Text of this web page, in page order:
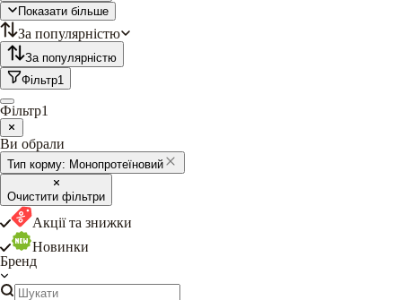
Показати більше
За популярністю
За популярністю
Фільтр1
Фільтр1
Ви обрали
Тип корму: Монопротеїновий
Очистити фільтри
Акції та знижки
Новинки
Бренд